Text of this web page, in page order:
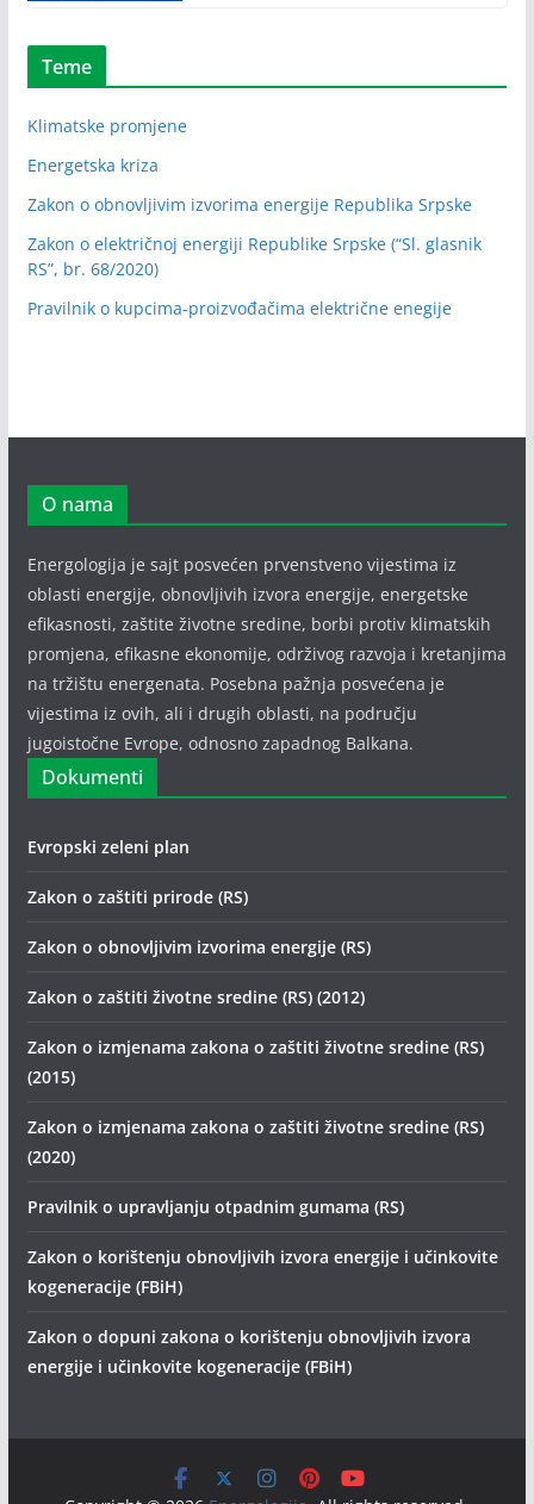
Teme
Klimatske promjene
Energetska kriza
Zakon o obnovljivim izvorima energije Republika Srpske
Zakon o električnoj energiji Republike Srpske (“Sl. glasnik
RS”, br. 68/2020)
Pravilnik o kupcima-proizvođačima električne enegije
O nama
Energologija je sajt posvećen prvenstveno vijestima iz
oblasti energije, obnovljivih izvora energije, energetske
efikasnosti, zaštite životne sredine, borbi protiv klimatskih
promjena, efikasne ekonomije, održivog razvoja i kretanjima
na tržištu energenata. Posebna pažnja posvećena je
vijestima iz ovih, ali i drugih oblasti, na području
jugoistočne Evrope, odnosno zapadnog Balkana.
Dokumenti
Evropski zeleni plan
Zakon o zaštiti prirode (RS)
Zakon o obnovljivim izvorima energije (RS)
Zakon o zaštiti životne sredine (RS) (2012)
Zakon o izmjenama zakona o zaštiti životne sredine (RS)
(2015)
Zakon o izmjenama zakona o zaštiti životne sredine (RS)
(2020)
Pravilnik o upravljanju otpadnim gumama (RS)
Zakon o korištenju obnovljivih izvora energije i učinkovite
kogeneracije (FBiH)
Zakon o dopuni zakona o korištenju obnovljivih izvora
energije i učinkovite kogeneracije (FBiH)